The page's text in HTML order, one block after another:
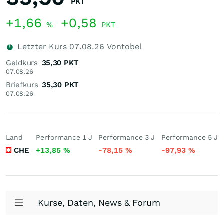
+1,66 % +0,58 PKT
Letzter Kurs 07.08.26 Vontobel
Geldkurs
07.08.26
35,30 PKT
Briefkurs
07.08.26
35,30 PKT
Land
CHE
Performance 1 J
+13,85 %
Performance 3 J
-78,15%
Performance 5 J
-97,93 %
Kurse, Daten, News & Forum